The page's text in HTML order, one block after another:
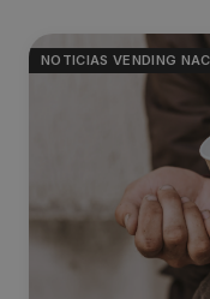
NOTICIAS VENDING